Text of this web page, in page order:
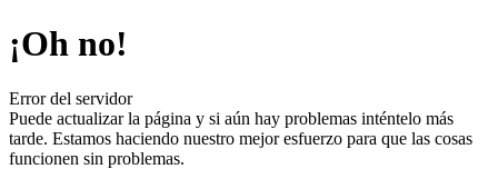
¡Oh no!
Error del servidor
Puede actualizar la página y si aún hay problemas inténtelo más
tarde. Estamos haciendo nuestro mejor esfuerzo para que las cosas
funcionen sin problemas.